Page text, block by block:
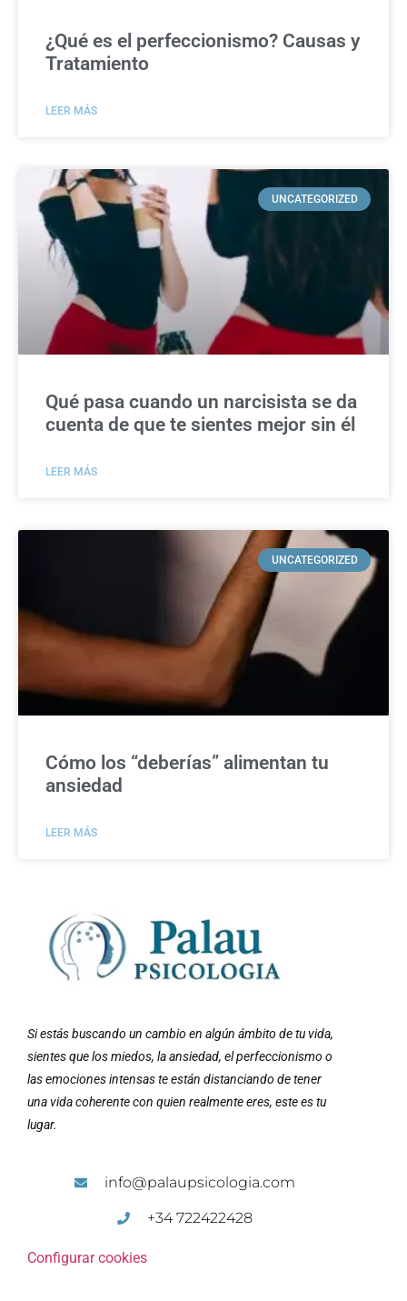
¿Qué es el perfeccionismo? Causas y
Tratamiento
LEER MÁS
UNCATEGORIZED
Qué pasa cuando un narcisista se da
cuenta de que te sientes mejor sin él
LEER MÁS
UNCATEGORIZED
Cómo los “deberías” alimentan tu
ansiedad
LEER MÁS
Si estás buscando un cambio en algún ámbito de tu vida,
sientes que los miedos, la ansiedad, el perfeccionismo o
las emociones intensas te están distanciando de tener
una vida coherente con quien realmente eres, este es tu
lugar.
info@palaupsicologia.com
+34 722422428
Configurar cookies